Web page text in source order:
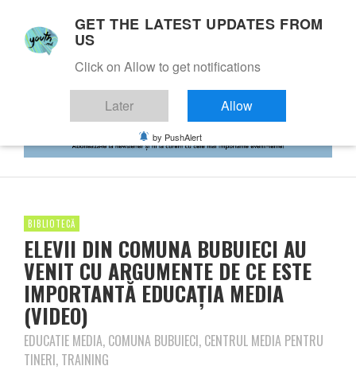
BIBLIOTECĂ
ELEVII DIN COMUNA BUBUIECI AU
VENIT CU ARGUMENTE DE CE ESTE
IMPORTANTĂ EDUCAȚIA MEDIA
(VIDEO)
EDUCATIE MEDIA, COMUNA BUBUIECI, CENTRUL MEDIA PENTRU
TINERI, TRAINING
GET THE LATEST UPDATES FROM
US
Click on Allow to get notifications
Later Allow
by PushAlert